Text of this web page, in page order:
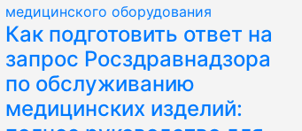
медицинского оборудования
Как подготовить ответ на
запрос Росздравнадзора
по обслуживанию
медицинских изделий: